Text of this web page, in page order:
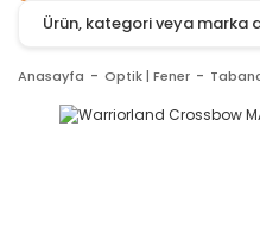
Anasayfa Optik | Fener